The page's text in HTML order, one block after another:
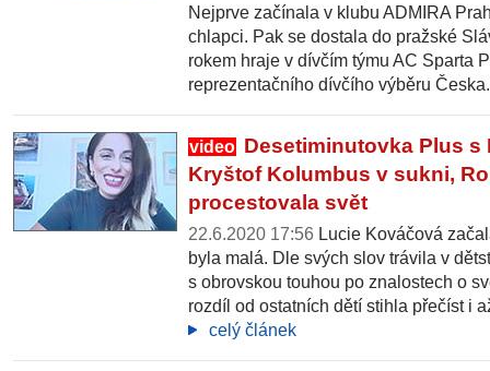
Nejprve začínala v klubu ADMIRA
chlapci. Pak se dostala do pražské
rokem hraje v dívčím týmu AC Sparta
reprezentačního dívčího výběru
video Desetiminutovka Plus
Kryštof Kolumbus v sukni,
procestovala svět
22.6.2020 17:56 Lucie Kováčová
byla malá. Dle svých slov trávila v
s obrovskou touhou po znalostech o
rozdíl od ostatních dětí stihla přečíst i
celý článek